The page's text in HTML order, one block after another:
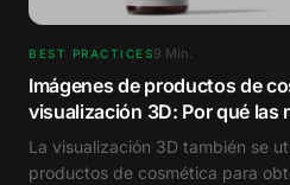
BEST PRACTICES9 Min.
Imágenes de productos de
visualización 3D: Por qué las
decantan por el contenido
La visualización 3D también se
productos de cosmética para